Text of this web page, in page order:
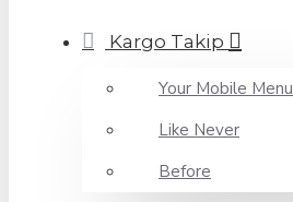
Kargo Takip
Your Mobile Menu
Like Never
Before